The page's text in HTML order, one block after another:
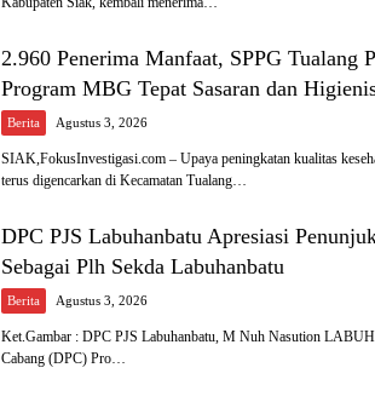
2.960 Penerima Manfaat, SPPG Tualang
Program MBG Tepat Sasaran dan
Berita Agustus 3, 2026
SIAK,FokusInvestigasi.com – Upaya peningkatan kualitas
terus digencarkan di Kecamatan Tualang…
DPC PJS Labuhanbatu Apresiasi
Sebagai Plh Sekda Labuhanbatu
Berita Agustus 3, 2026
Ket.Gambar : DPC PJS Labuhanbatu, M Nuh Nasution
Cabang (DPC) Pro…